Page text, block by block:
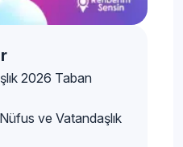
2026 Taban
ve Vatandaşlık